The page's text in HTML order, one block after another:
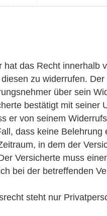
hat das Recht innerhalb
zu widerrufen.
über sein
bestätigt mit seiner
er von seinem
dass keine Belehrung
in dem der
Versicherte muss
bei der betreffenden
steht nur